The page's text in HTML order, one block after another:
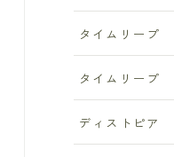
タイムリープ
タイムリープ
ディストピア